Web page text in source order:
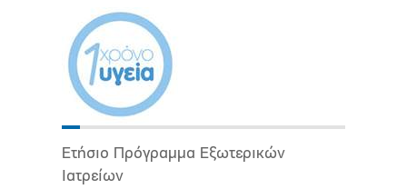
Ετήσιο Πρόγραμμα Εξωτερικών
Ιατρείων